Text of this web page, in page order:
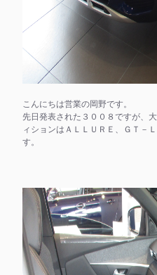
こんにちは営業の岡野です。
先日発表された３００８ですが、
ィションはＡＬＬＵＲＥ、ＧＴ－
す。